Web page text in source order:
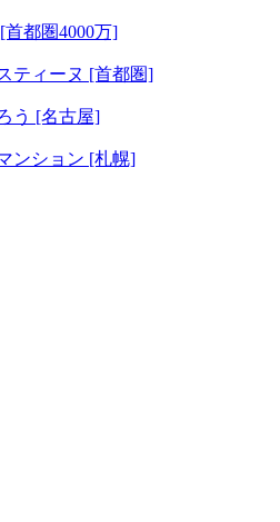
首都圏4000万]
ティーヌ [首都圏]
う [名古屋]
ンション [札幌]